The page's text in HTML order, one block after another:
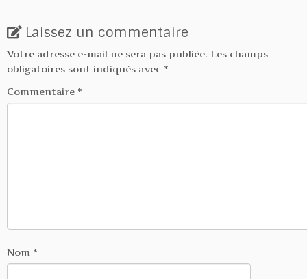
Laissez un commentaire
Votre adresse e-mail ne sera pas publiée. Les champs
obligatoires sont indiqués avec *
Commentaire *
Nom *